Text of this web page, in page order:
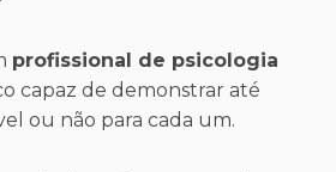
profissional de psicologia
capaz de demonstrar até
ou não para cada um.